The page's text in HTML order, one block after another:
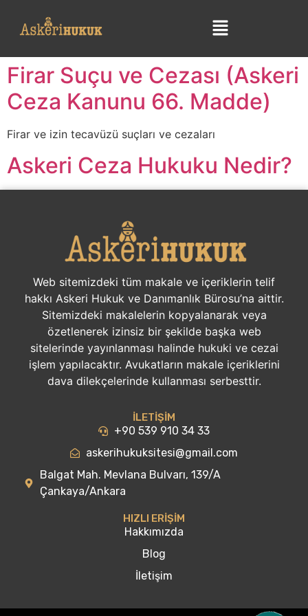
Firar Suçu ve Cezası (Askeri
Ceza Kanunu 66. Madde)
Firar ve izin tecavüzü suçları ve cezaları
Askeri Ceza Hukuku Nedir?
İLETİŞİM
+90 539 910 34 33
askerihukuksitesi@gmail.com
Balgat Mah. Mevlana Bulvarı, 139/A
Çankaya/Ankara
HIZLI ERİŞİM
Hakkımızda
Blog
İletişim
Web sitemizdeki tüm makale ve içeriklerin telif
hakkı Askeri Hukuk ve Danımanlık Bürosu’na aittir.
Sitemizdeki makalelerin kopyalanarak veya
özetlenerek izinsiz bir şekilde başka web
sitelerinde yayınlanması halinde hukuki ve cezai
işlem yapılacaktır. Avukatların makale içeriklerini
dava dilekçelerinde kullanması serbesttir.